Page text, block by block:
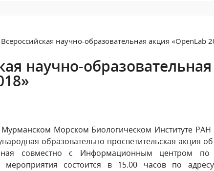
Всероссийская научно-образовательная акция «OpenLab
научно-
Морском Биологическом Институте РАН
образовательно-просветительская акция
совместно с Информационным центром по
мероприятия состоится в 15.00 часов по